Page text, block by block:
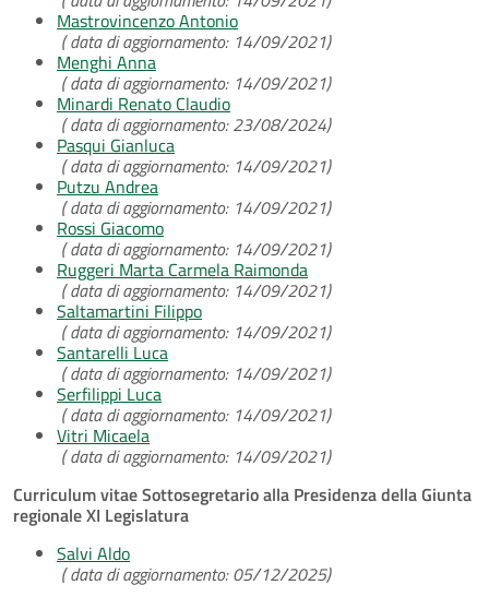
Mastrovincenzo Antonio
( data di aggiornamento: 14/09/2021)
Menghi Anna
( data di aggiornamento: 14/09/2021)
Minardi Renato Claudio
( data di aggiornamento: 23/08/2024)
Pasqui Gianluca
( data di aggiornamento: 14/09/2021)
Putzu Andrea
( data di aggiornamento: 14/09/2021)
Rossi Giacomo
( data di aggiornamento: 14/09/2021)
Ruggeri Marta Carmela Raimonda
( data di aggiornamento: 14/09/2021)
Saltamartini Filippo
( data di aggiornamento: 14/09/2021)
Santarelli Luca
( data di aggiornamento: 14/09/2021)
Serfilippi Luca
( data di aggiornamento: 14/09/2021)
Vitri Micaela
( data di aggiornamento: 14/09/2021)
Curriculum vitae Sottosegretario alla Presidenza della Giunta
regionale XI Legislatura
Salvi Aldo
( data di aggiornamento: 05/12/2025)